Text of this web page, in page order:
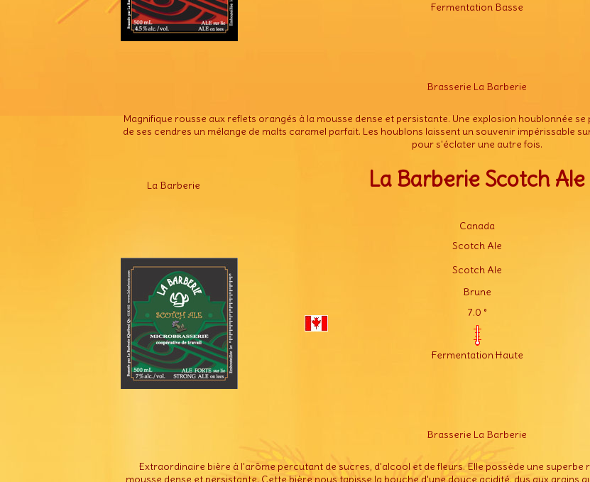
Fermentation Basse
Brasserie La Barberie
Magnifique rousse aux reflets orangés à la mousse dense et persistante. Une explosion houblonnée
de ses cendres un mélange de malts caramel parfait. Les houblons laissent un souvenir impérissable
pour s'éclater une autre fois.
La Barberie La Barberie Scotch Ale
Canada
Scotch Ale
Scotch Ale
Brune
7.0 °
Fermentation Haute
Brasserie La Barberie
Extraordinaire bière à l'arôme percutant de sucres, d'alcool et de fleurs. Elle possède une
mousse dense et persistante. Cette bière nous tapisse la bouche d'une douce acidité, dus aux grains